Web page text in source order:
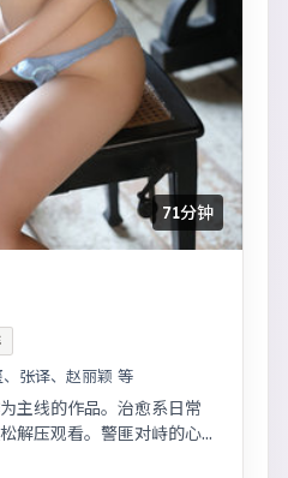
71分钟
张译、赵丽颖 等
主线的作品。治愈系日常
解压观看。警匪对峙的心